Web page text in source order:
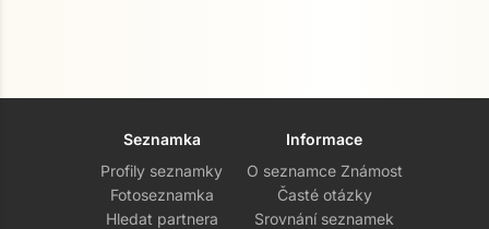
Seznamka
Profily seznamky
Fotoseznamka
Hledat partnera
Informace
O seznamce Známost
Časté otázky
Srovnání seznamek